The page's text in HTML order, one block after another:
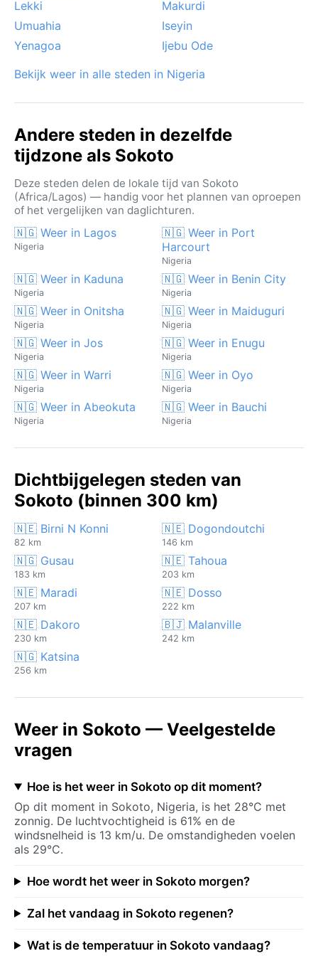
Lekki
Makurdi
Umuahia
Iseyin
Yenagoa
Ijebu Ode
Bekijk weer in alle steden in Nigeria
Andere steden in dezelfde
tijdzone als Sokoto
Deze steden delen de lokale tijd van Sokoto
(Africa/Lagos) — handig voor het plannen van oproepen
of het vergelijken van daglichturen.
🇳🇬 Weer in Lagos
Nigeria
🇳🇬 Weer in Port
Harcourt
Nigeria
🇳🇬 Weer in Kaduna
Nigeria
🇳🇬 Weer in Benin City
Nigeria
🇳🇬 Weer in Onitsha
Nigeria
🇳🇬 Weer in Maiduguri
Nigeria
🇳🇬 Weer in Jos
Nigeria
🇳🇬 Weer in Enugu
Nigeria
🇳🇬 Weer in Warri
Nigeria
🇳🇬 Weer in Oyo
Nigeria
🇳🇬 Weer in Abeokuta
Nigeria
🇳🇬 Weer in Bauchi
Nigeria
Dichtbijgelegen steden van
Sokoto (binnen 300 km)
🇳🇪 Birni N Konni
82 km
🇳🇪 Dogondoutchi
146 km
🇳🇬 Gusau
183 km
🇳🇪 Tahoua
203 km
🇳🇪 Maradi
207 km
🇳🇪 Dosso
222 km
🇳🇪 Dakoro
230 km
🇧🇯 Malanville
242 km
🇳🇬 Katsina
256 km
Weer in Sokoto — Veelgestelde
vragen
Hoe is het weer in Sokoto op dit moment?
Op dit moment in Sokoto, Nigeria, is het 28°C met
zonnig. De luchtvochtigheid is 61% en de
windsnelheid is 13 km/u. De omstandigheden voelen
als 29°C.
Hoe wordt het weer in Sokoto morgen?
Zal het vandaag in Sokoto regenen?
Wat is de temperatuur in Sokoto vandaag?